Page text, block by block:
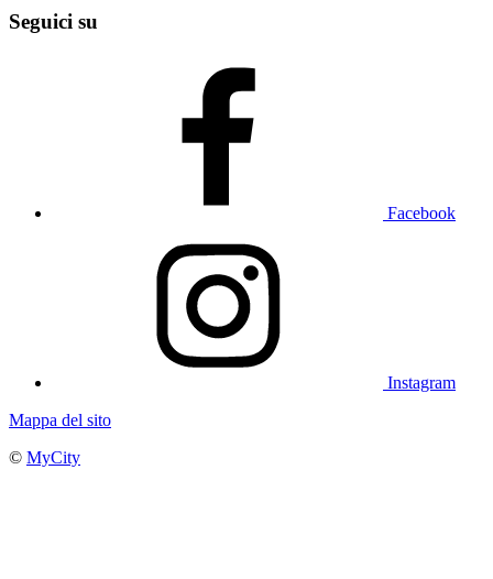
Seguici su
Facebook
Instagram
Mappa del sito
© MyCity